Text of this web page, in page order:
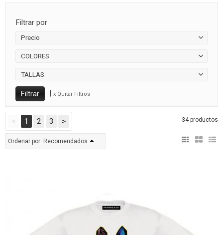
Filtrar por
Precio
COLORES
TALLAS
| x Quitar Filtros
< 1 2 3 > 34 productos
Ordenar por: Recomendados